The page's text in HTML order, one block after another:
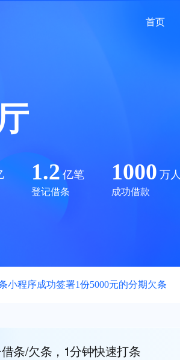
首页
1.2 亿笔
登记借条
1000 万人
成功借款
小程序成功签署1份5000元的分期欠条
条/欠条，1分钟快速打条